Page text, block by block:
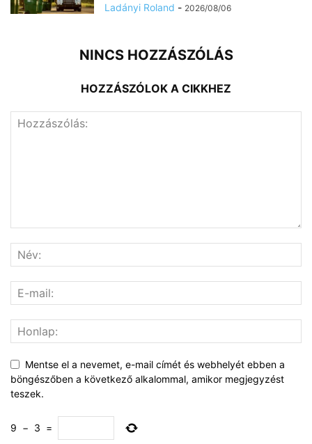
Ladányi Roland - 2026/08/06
NINCS HOZZÁSZÓLÁS
HOZZÁSZÓLOK A CIKKHEZ
Mentse el a nevemet, e-mail címét és webhelyét ebben a
böngészőben a következő alkalommal, amikor megjegyzést
teszek.
9 − 3 =